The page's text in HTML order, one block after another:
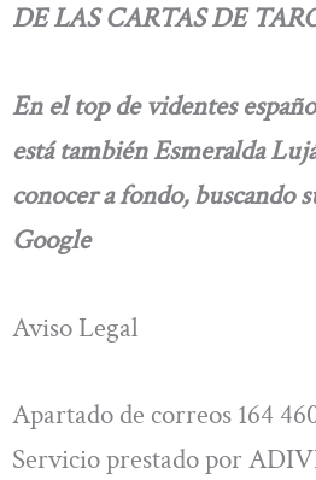
DE LAS CARTAS DE
En el top de videntes
está también Esmeralda
conocer a fondo, buscando
Google
Aviso Legal
Apartado de correos 164
Servicio prestado por